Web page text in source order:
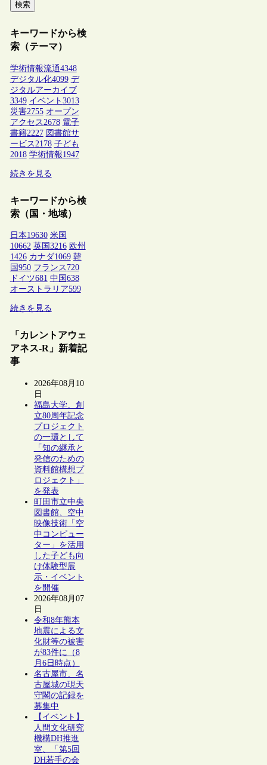
検索
キーワードから検
索（テーマ）
学術情報流通4348
デジタル化4099 デ
ジタルアーカイブ
3349 イベント 3013
災害2755 オープン
アクセス 2678 電子
書籍2227 図書館サ
ービス 2178 子ども
2018 学術情報1947
続きを見る
キーワードから検
索（国・地域）
日本19630 米国
10662 英国 3216 欧州
1426 カナダ1069 韓
国 950 フランス 720
ドイツ681 中国 638
オーストラリア599
続きを見る
「カレントアウェ
アネス-R」新着記
事
2026年08月10
日
福島大学、創
立80周年記念
プロジェクト
の一環として
「知の継承と
発信のための
資料館構想プ
ロジェクト」
を発表
町田市立中央
図書館、空中
映像技術「空
中コンピュー
ター」を活用
した子ども向
け体験型展
示・イベント
を開催
2026年08月07
日
令和8年熊本
地震による文
化財等の被害
が83件に（8
月6日時点）
名古屋市、名
古屋城の現天
守閣の記録を
募集中
【イベント】
人間文化研究
機構DH推進
室、「第5回
DH若手の会